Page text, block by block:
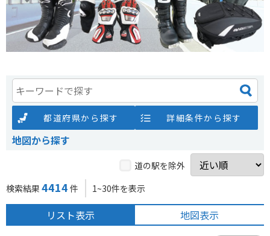
都道府県から探す 詳細条件から探す
地図から探す
道の駅を除外
検索結果 4414 件 1~30件を表示
リスト表示 地図表示